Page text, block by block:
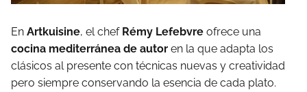
En Artkuisine, el chef Rémy Lefebvre ofrece una
cocina mediterránea de autor en la que adapta los
clásicos al presente con técnicas nuevas y creatividad
pero siempre conservando la esencia de cada plato.